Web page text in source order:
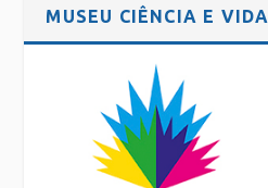
MUSEU CIÊNCIA E VIDA